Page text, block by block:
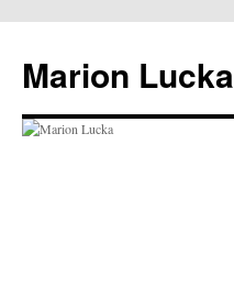
Marion Lucka